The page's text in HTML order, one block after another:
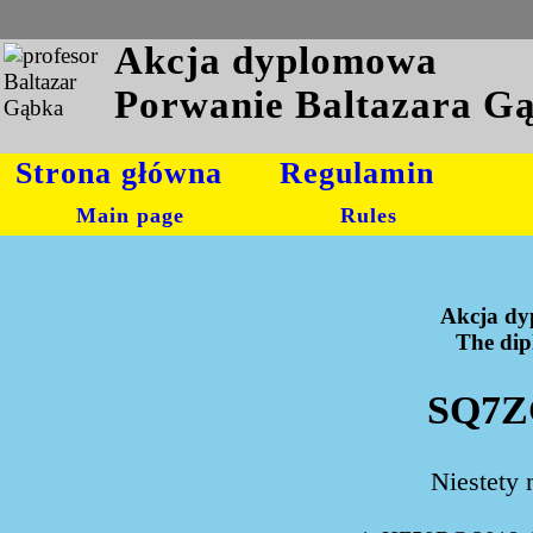
Akcja dyplomowa
Porwanie Baltazara
Strona główna
Main page
Regulamin
Rules
Akcja
The
Niestety